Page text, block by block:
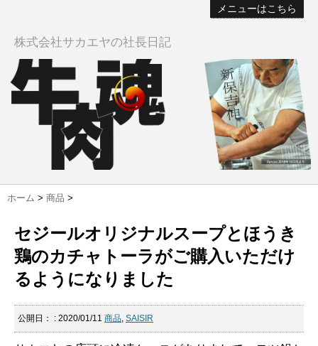
メニューはこちら
株式会社サカエヤの社長日記
ホーム > 商品 >
セジールオリジナルスープとほうき
鶏のカチャトーラがご購入いただけ
るようになりました
公開日： : 2020/01/11 商品, SAISIR